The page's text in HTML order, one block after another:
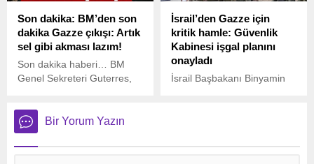
Son dakika: BM’den son
dakika Gazze çıkışı: Artık
sel gibi akması lazım!
Son dakika haberi… BM
Genel Sekreteri Guterres,
artık sel gibi akması
gerekiyor” ifadelerini
kullandı.
İsrail’den Gazze için
kritik hamle: Güvenlik
Kabinesi işgal planını
onayladı
İsrail Başbakanı Binyamin
işgal edilmesine yönelik
Bir Yorum Yazın